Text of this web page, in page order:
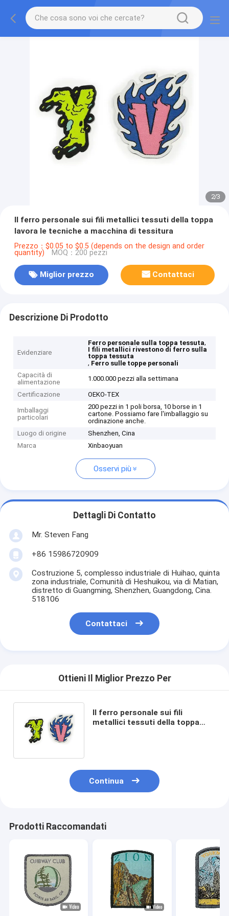
2/3
Il ferro personale sui fili metallici tessuti della toppa
lavora le tecniche a macchina di tessitura
Prezzo：$0.05 to $0.5 (depends on the design and order
quantity) MOQ：200 pezzi
Miglior prezzo Contattaci
Descrizione Di Prodotto
Evidenziare
Ferro personale sulla toppa tessuta,
I fili metallici rivestono di ferro sulla
toppa tessuta
, Ferro sulle toppe personali
Capacità di
alimentazione
1.000.000 pezzi alla settimana
Certificazione OEKO-TEX
Imballaggi
particolari
200 pezzi in 1 poli borsa, 10 borse in 1
cartone. Possiamo fare l'imballaggio su
ordinazione anche.
Luogo di origine
Shenzhen, Cina
Marca
Xinbaoyuan
Osservi più
Dettagli Di Contatto
Mr. Steven Fang
+86 15986720909
Costruzione 5, complesso industriale di Huihao, quinta
zona industriale, Comunità di Heshuikou, via di Matian,
distretto di Guangming, Shenzhen, Guangdong, Cina.
518106
Contattaci
Ottieni Il Miglior Prezzo Per
Il ferro personale sui fili
metallici tessuti della toppa
Continua
Prodotti Raccomandati